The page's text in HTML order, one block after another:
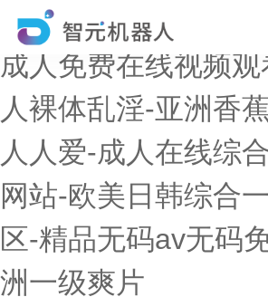
日本久久久久久-国
成人免费在线视频
人裸体乱淫-亚洲香
人人爱-成人在线综
网站-欧美日韩综合
区-精品无码av无码
洲一级爽片